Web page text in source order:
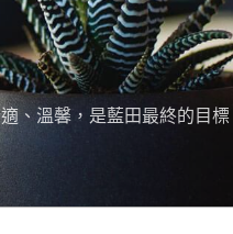
、溫馨，是藍田最終的目